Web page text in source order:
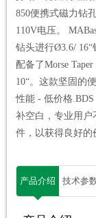
850便携式磁力钻
110V电压。
钻头进行Ø3.6/ 16“
配备了Morse
10“。这款坚固的
性能 - 低价格
补空白，专业用户
件，以获得良好的
产品介绍 技术参